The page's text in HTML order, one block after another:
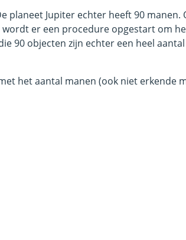
planeet Jupiter echter heeft 90
er een procedure opgestart om
90 objecten zijn echter een heel
het aantal manen (ook niet erkende